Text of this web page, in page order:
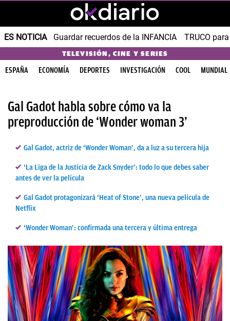
ES NOTICIA Guardar recuerdos de la INFANCIA TRUCO
TELEVISIÓN, CINE Y SERIES
ESPAÑA ECONOMÍA DEPORTES INVESTIGACIÓN COOL MUNDIAL
Gal Gadot habla sobre cómo va la
preproducción de ‘Wonder woman 3’
Gal Gadot, actriz de ‘Wonder Woman’, da a luz a su tercera hija
‘La Liga de la Justicia de Zack Snyder’: todo lo que debes saber
antes de ver la película
Gal Gadot protagonizará ‘Heat of Stone’, una nueva película de
Netflix
‘Wonder Woman’: confirmada una tercera y última entrega